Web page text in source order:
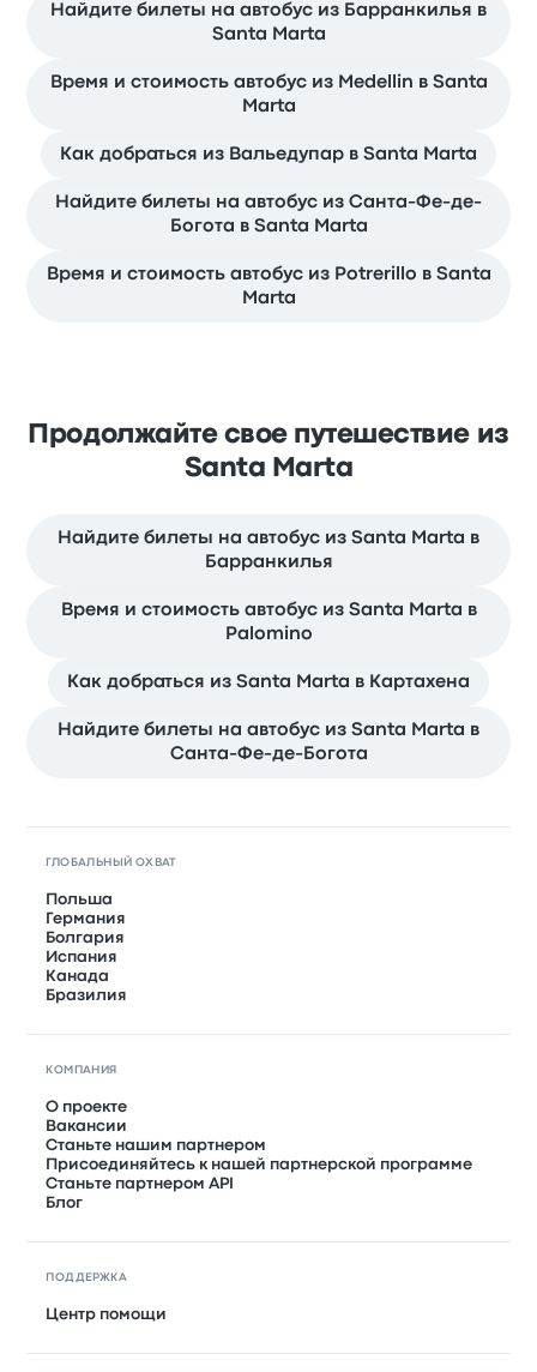
Найдите билеты на автобус из Барранкилья в
Santa Marta
Время и стоимость автобус из Medellin в Santa
Marta
Как добраться из Вальедупар в Santa Marta
Найдите билеты на автобус из Санта-Фе-де-
Богота в Santa Marta
Время и стоимость автобус из Potrerillo в Santa
Marta
Продолжайте свое путешествие из
Santa Marta
Найдите билеты на автобус из Santa Marta в
Барранкилья
Время и стоимость автобус из Santa Marta в
Palomino
Как добраться из Santa Marta в Картахена
Найдите билеты на автобус из Santa Marta в
Санта-Фе-де-Богота
ГЛОБАЛЬНЫЙ ОХВАТ
Польша
Германия
Болгария
Испания
Канада
Бразилия
КОМПАНИЯ
О проекте
Вакансии
Станьте нашим партнером
Присоединяйтесь к нашей партнерской программе
Станьте партнером API
Блог
ПОДДЕРЖКА
Центр помощи